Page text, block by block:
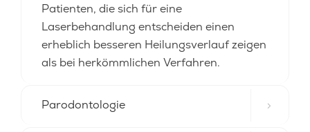
Patienten, die sich für eine
Laserbehandlung entscheiden einen
erheblich besseren Heilungsverlauf zeigen
als bei herkömmlichen Verfahren.
Parodontologie